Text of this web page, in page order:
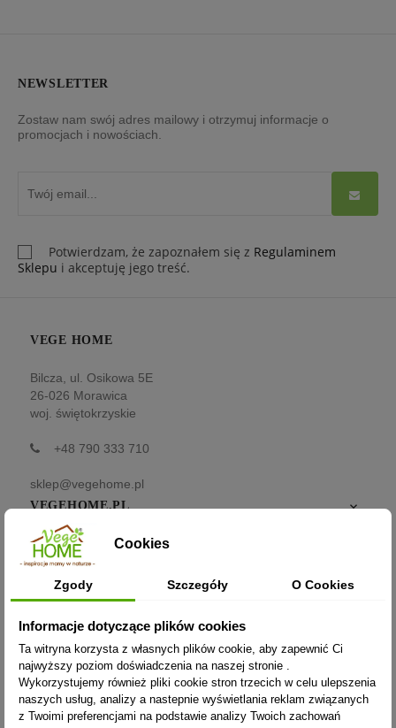
NEWSLETTER
Zostaw nam swój adres mailowy i otrzymuj informacje o
promocjach i nowościach.
Potwierdzam, że zapoznałem się z Regulaminem
Sklepu i akceptuję jego treść.
VEGE HOME
Bilcza, ul. Osikowa 5E
26-026 Morawica
woj. świętokrzyskie
+48 790 333 710
sklep@vegehome.pl
VEGEHOME.PL 
INFORMACJE
ZAKUPY
Moje konto
Opcje dostawy
Metody płatności
Cookies
Zgody Szczegóły O Cookies
Informacje dotyczące plików cookies
Ta witryna korzysta z własnych plików cookie, aby zapewnić Ci
najwyższy poziom doświadczenia na naszej stronie .
Wykorzystujemy również pliki cookie stron trzecich w celu ulepszenia
naszych usług, analizy a nastepnie wyświetlania reklam związanych
z Twoimi preferencjami na podstawie analizy Twoich zachowań